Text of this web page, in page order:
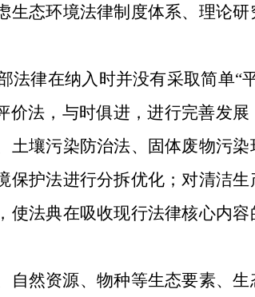
生态环境法律制度体系、理论
法律在纳入时并没有采取简单“
法，与时俱进，进行完善发展
壤污染防治法、固体废物污染
保护法进行分拆优化；对清洁
使法典在吸收现行法律核心内
自然资源、物种等生态要素、生